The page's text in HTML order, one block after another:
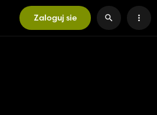
Zaloguj sie